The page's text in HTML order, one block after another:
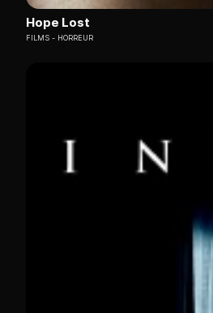
Hope Lost
FILMS HORREUR